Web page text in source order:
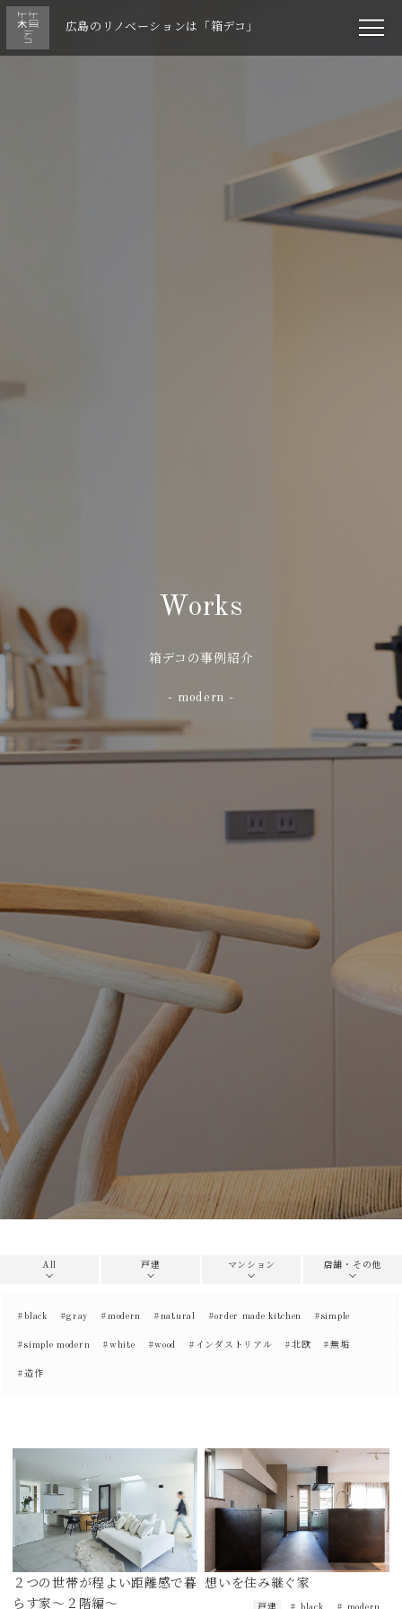
広島のリノベーションは「箱デコ」
Works
箱デコの事例紹介
- modern -
All 戸建 マンション 店舗・その他
#black #gray #modern #natural #order made kitchen #simple
#simple modern #white #wood #インダストリアル #北欧 #無垢
#造作
２つの世帯が程よい距離感で暮
らす家～２階編～
想いを住み継ぐ家